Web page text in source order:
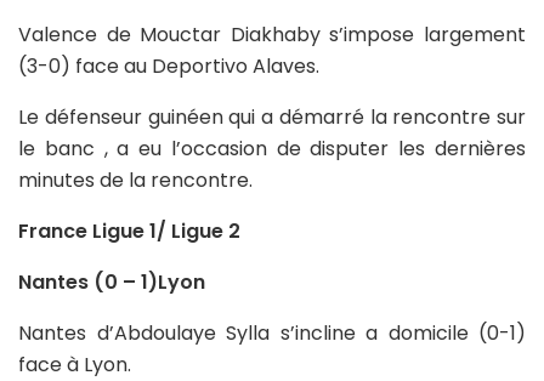
Valence de Mouctar Diakhaby s’impose largement
(3-0) face au Deportivo Alaves.
Le défenseur guinéen qui a démarré la rencontre sur
le banc , a eu l’occasion de disputer les dernières
minutes de la rencontre.
France Ligue 1/ Ligue 2
Nantes (0 – 1)Lyon
Nantes d’Abdoulaye Sylla s’incline a domicile (0-1)
face à Lyon.